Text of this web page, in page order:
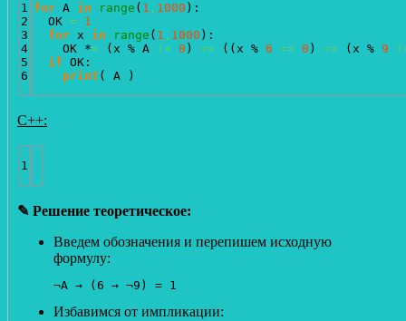
1
2
3
4
5
for A in range ( 1 , 1000 ) :
  OK
= 1
for x in range ( 1 , 1000 ) :
    OK *
= ( x % A != 0 ) <= ( ( x % 6 == 0 ) <= ( x % 9
if OK:
print ( A )
C++:
✎ Решение теоретическое:
Введем обозначения и перепишем исходную
формулу:
¬А → (6 → ¬9) = 1
Избавимся от импликации: